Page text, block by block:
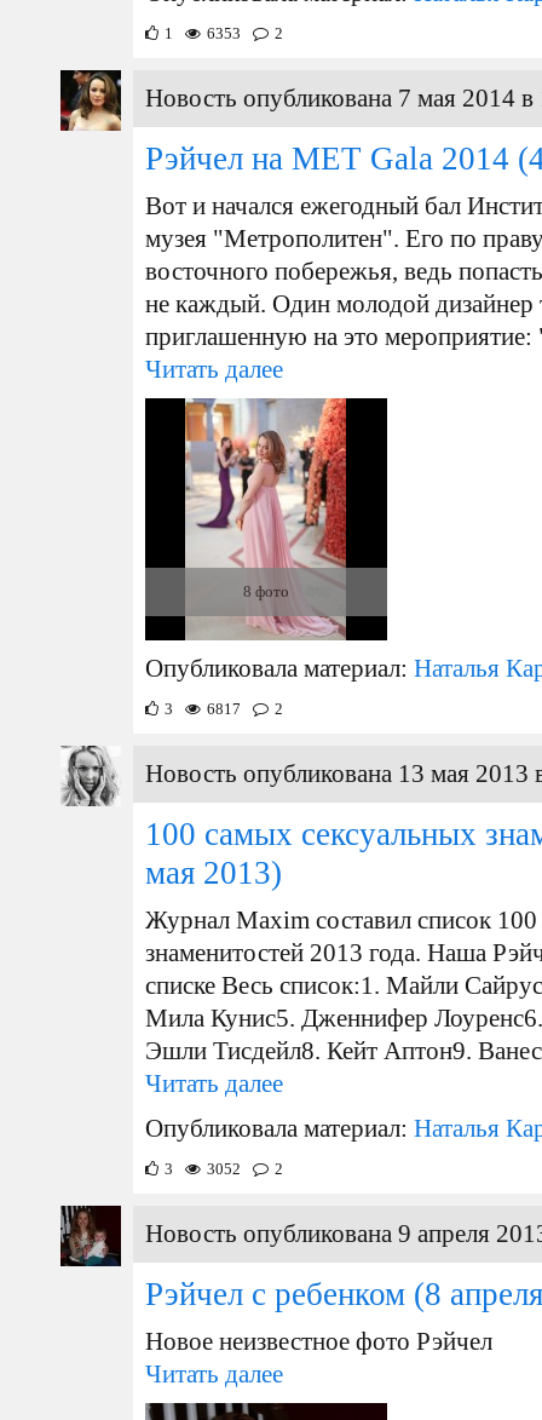
1 6353 2
Новость опубликована 7 мая 2014 в
Рэйчел на MET Gala 2014
Вот и начался ежегодный бал
музея "Метрополитен". Его по
восточного побережья, ведь
не каждый. Один молодой дизайнер
приглашенную на это мероприятие:
Читать далее
8 фото
Опубликовала материал: Наталья
3 6817 2
Новость опубликована 13 мая 2013
100 самых сексуальных
мая 2013)
Журнал Maxim составил список
знаменитостей 2013 года. Наша
списке Весь список:1. Майли
Мила Кунис5. Дженнифер
Эшли Тисдейл8. Кейт Аптон9.
Читать далее
Опубликовала материал: Наталья
3 3052 2
Новость опубликована 9 апреля
Рэйчел с ребенком (8
Новое неизвестное фото Рэйчел
Читать далее